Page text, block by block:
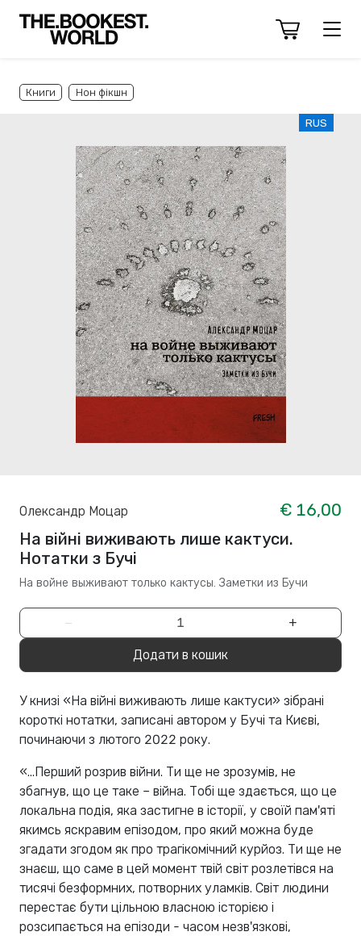
Книги Нон фікшн
RUS
Олександр Моцар
€ 16,00
На війні виживають лише кактуси.
Нотатки з Бучі
На войне выживают только кактусы. Заметки из Бучи
− +
Додати в кошик
У книзі «На війні виживають лише кактуси» зібрані
короткі нотатки, записані автором у Бучі та Києві,
починаючи з лютого 2022 року.
«...Перший розрив війни. Ти ще не зрозумів, не
збагнув, що це таке – війна. Тобі ще здається, що це
локальна подія, яка застигне в історії, у своїй пам'яті
якимсь яскравим епізодом, про який можна буде
згадати згодом як про трагікомічний курйоз. Ти ще не
знаєш, що саме в цей момент твій світ розлетівся на
тисячі безформних, потворних уламків. Світ людини
перестає бути цільною власною історією і
розсипається на епізоди - часом незв'язкові,